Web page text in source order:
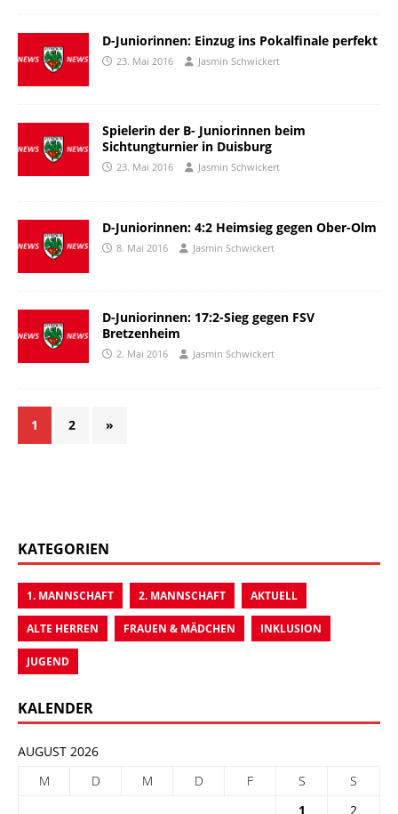
D-Juniorinnen: Einzug ins Pokalfinale perfekt
23. Mai 2016 Jasmin Schwickert
Spielerin der B- Juniorinnen beim
Sichtungturnier in Duisburg
23. Mai 2016 Jasmin Schwickert
D-Juniorinnen: 4:2 Heimsieg gegen Ober-Olm
8. Mai 2016 Jasmin Schwickert
D-Juniorinnen: 17:2-Sieg gegen FSV
Bretzenheim
2. Mai 2016 Jasmin Schwickert
1 2 »
KATEGORIEN
1. MANNSCHAFT 2. MANNSCHAFT AKTUELL
ALTE HERREN FRAUEN & MÄDCHEN INKLUSION
JUGEND
KALENDER
AUGUST 2026
M
D M D F S
S
1
2